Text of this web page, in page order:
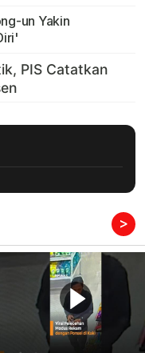
un Yakin
>